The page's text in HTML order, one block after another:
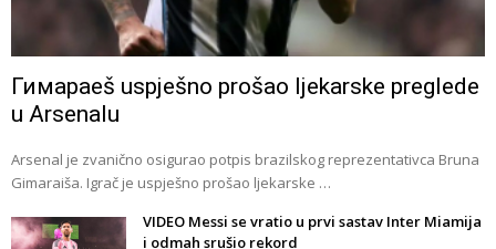
Гимараeš uspješno prošao ljekarske preglede
u Arsenalu
Arsenal je zvanično osigurao potpis brazilskog reprezentativca Bruna
Gimaraiša. Igrač je uspješno prošao ljekarske …
VIDEO Messi se vratio u prvi sastav Inter Miamija
i odmah srušio rekord